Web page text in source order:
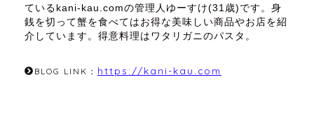
ているkani-kau.comの管理人ゆーすけ(31歳)です。身
銭を切って蟹を食べてはお得な美味しい商品やお店を紹
介しています。得意料理はワタリガニのパスタ。
BLOG LINK： https://kani-kau.com